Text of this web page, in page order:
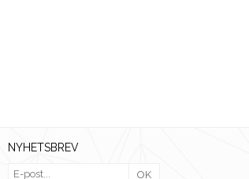
NYHETSBREV
OK